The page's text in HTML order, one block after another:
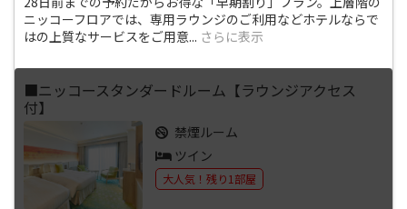
ニッコーフロアでは、専用ラウンジのご利用などホテルならで
はの上質なサービスをご用意... さらに表示
■ニッコースタンダードルーム【ラウンジアクセス
付】
禁煙ルーム
ツイン
大人気！残り1部屋